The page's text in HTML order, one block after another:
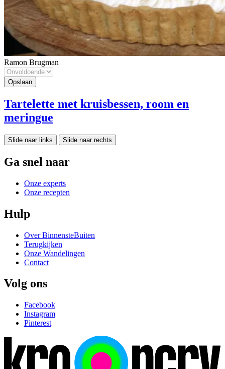
Ramon Brugman
Tartelette met kruisbessen, room en
meringue
Slide naar links Slide naar rechts
Ga snel naar
Onze experts
Onze recepten
Hulp
Over BinnensteBuiten
Terugkijken
Onze Wandelingen
Contact
Volg ons
Facebook
Instagram
Pinterest